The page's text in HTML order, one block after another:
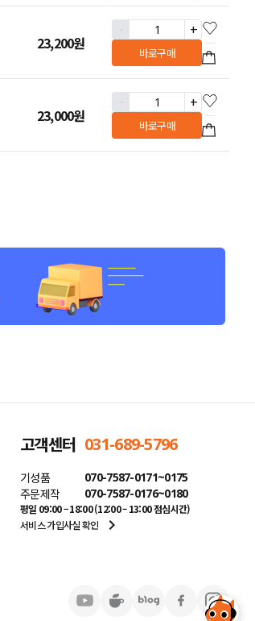
23,200원
+
바로구매
23,000원
+
바로구매
고객센터 031-689-5796
기성품 070-7587-0171~0175
주문제작 070-7587-0176~0180
평일 09:00 – 18:00 (12:00 – 13:00 점심시간)
서비스 가입사실 확인
navigate_next